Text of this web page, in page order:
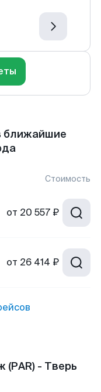
ближайшие
Стоимость
от 20 557 ₽
от 26 414 ₽
- Тверь